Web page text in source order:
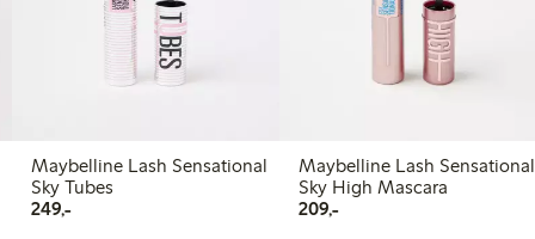
Maybelline Lash Sensational
Sky Tubes
249,-249,00 kr
Maybelline Lash Sensational
Sky High Mascara
209,-209,00 kr